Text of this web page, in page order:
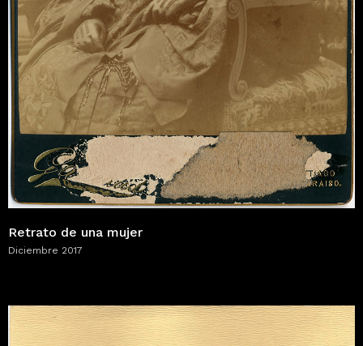
Retrato de una mujer
Diciembre 2017